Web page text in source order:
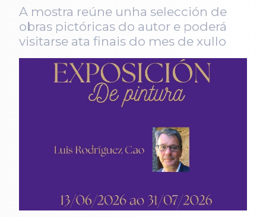
A mostra reúne unha selección de
obras pictóricas do autor e poderá
visitarse ata finais do mes de xullo